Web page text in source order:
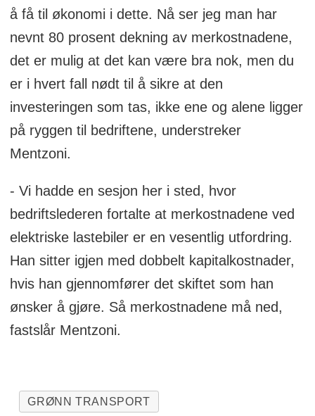
å få til økonomi i dette. Nå ser jeg man har
nevnt 80 prosent dekning av merkostnadene,
det er mulig at det kan være bra nok, men du
er i hvert fall nødt til å sikre at den
investeringen som tas, ikke ene og alene ligger
på ryggen til bedriftene, understreker
Mentzoni.
- Vi hadde en sesjon her i sted, hvor
bedriftslederen fortalte at merkostnadene ved
elektriske lastebiler er en vesentlig utfordring.
Han sitter igjen med dobbelt kapitalkostnader,
hvis han gjennomfører det skiftet som han
ønsker å gjøre. Så merkostnadene må ned,
fastslår Mentzoni.
GRØNN TRANSPORT